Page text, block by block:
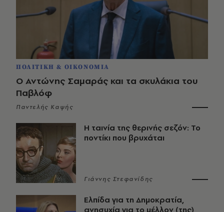
ΠΟΛΙΤΙΚΗ & ΟΙΚΟΝΟΜΙΑ
Ο Αντώνης Σαμαράς και τα σκυλάκια του
Παβλόφ
Παντελής Καψής
Η ταινία της θερινής σεζόν: Το
ποντίκι που βρυχάται
Γιάννης Στεφανίδης
Ελπίδα για τη Δημοκρατία,
ανησυχία για το μέλλον (της)